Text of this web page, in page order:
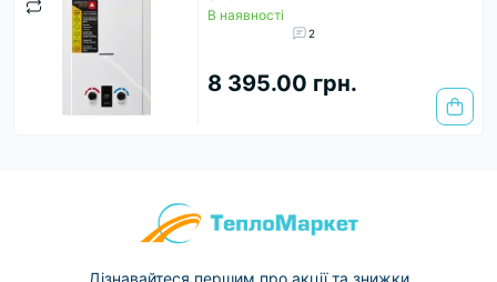
В наявності
2
8 395.00 грн.
Дізнавайтеся першим про акції та знижки